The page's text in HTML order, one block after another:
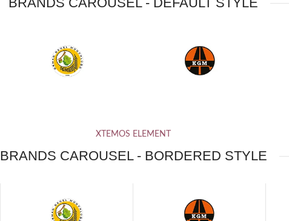
XTEMOS ELEMENT
BRANDS CAROUSEL - BORDERED STYLE